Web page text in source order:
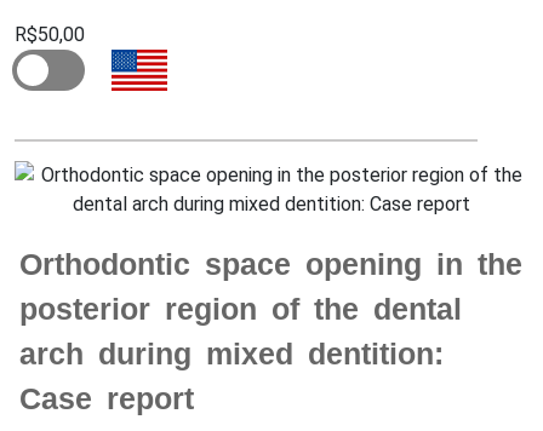
R$50,00
Orthodontic space opening in the
posterior region of the dental
arch during mixed dentition:
Case report